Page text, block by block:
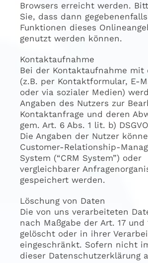
Browsers erreicht werden.
Sie, dass dann
Funktionen dieses
genutzt werden können.
Kontaktaufnahme
Bei der Kontaktaufnahme mit
(z.B. per Kontaktformular, E-
oder via sozialer Medien)
Angaben des Nutzers zur
Kontaktanfrage und deren
gem. Art. 6 Abs. 1 lit. b)
Die Angaben der Nutzer
Customer-Relationship-
System (“CRM System”) oder
vergleichbarer
gespeichert werden.
Löschung von Daten
Die von uns verarbeiteten
nach Maßgabe der Art. 17 und
gelöscht oder in ihrer
eingeschränkt. Sofern nicht
dieser Datenschutzerklärung